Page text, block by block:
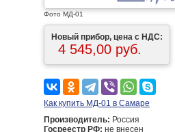
Фото МД-01
Новый прибор, цена с НДС:
4 545,00 руб.
Как купить МД-01 в Самаре
Производитель: Россия
Госреестр РФ: не внесен